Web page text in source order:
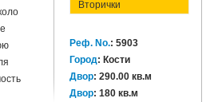
Вторички
Реф. No.: 5903
Город: Кости
Двор: 290.00 кв.м
Двор: 180 кв.м